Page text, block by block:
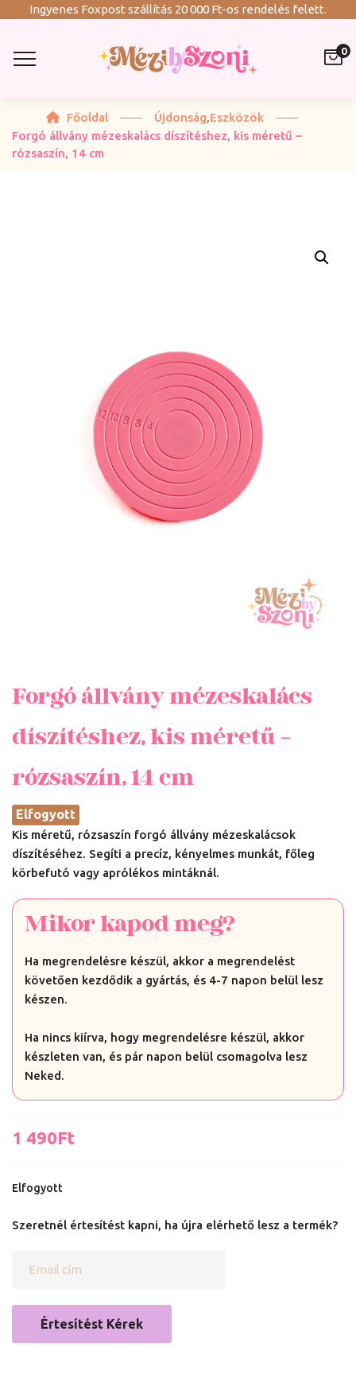
Ingyenes Foxpost szállítás 20 000 Ft-os rendelés felett.
0
Főoldal Újdonság,Eszközök
Forgó állvány mézeskalács díszítéshez, kis méretű –
rózsaszín, 14 cm
Forgó állvány mézeskalács
díszítéshez, kis méretű –
rózsaszín, 14 cm
Elfogyott
Kis méretű, rózsaszín forgó állvány mézeskalácsok
díszítéséhez. Segíti a precíz, kényelmes munkát, főleg
körbefutó vagy aprólékos mintáknál.
Mikor kapod meg?
Ha megrendelésre készül, akkor a megrendelést
követően kezdődik a gyártás, és 4-7 napon belül lesz
készen.
Ha nincs kiírva, hogy megrendelésre készül, akkor
készleten van, és pár napon belül csomagolva lesz
Neked.
1 490Ft
Elfogyott
Szeretnél értesítést kapni, ha újra elérhető lesz a termék?
Értesítést Kérek